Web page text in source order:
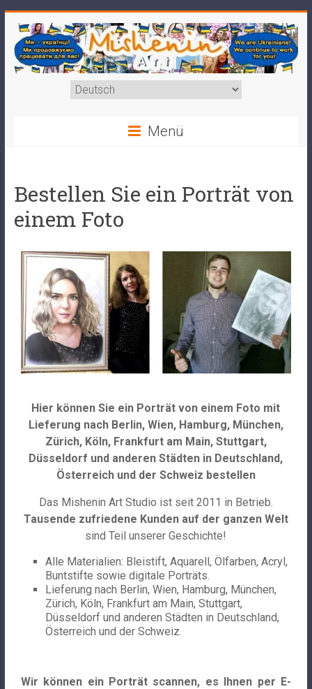
Menü
Bestellen Sie ein Porträt von
einem Foto
Hier können Sie ein Porträt von einem Foto mit
Lieferung nach Berlin, Wien, Hamburg, München,
Zürich, Köln, Frankfurt am Main, Stuttgart,
Düsseldorf und anderen Städten in Deutschland,
Österreich und der Schweiz bestellen
Das Mishenin Art Studio ist seit 2011 in Betrieb.
Tausende zufriedene Kunden auf der ganzen Welt
sind Teil unserer Geschichte!
Alle Materialien: Bleistift, Aquarell, Ölfarben, Acryl,
Buntstifte sowie digitale Porträts.
Lieferung nach Berlin, Wien, Hamburg, München,
Zürich, Köln, Frankfurt am Main, Stuttgart,
Düsseldorf und anderen Städten in Deutschland,
Österreich und der Schweiz.
Wir können ein Porträt scannen, es Ihnen per E-